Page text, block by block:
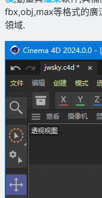
fbx,obj,max等格式的廣
領域.​